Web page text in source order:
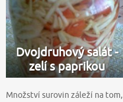
Dvojdruhový salát -
zelí s paprikou
Množství surovin záleží na tom,